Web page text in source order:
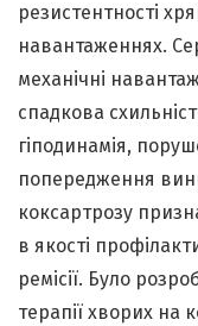
резистентності
навантаженнях.
механічні
спадкова
гіподинамія,
попередження
коксартрозу
в якості
ремісії. Було
терапії хворих на